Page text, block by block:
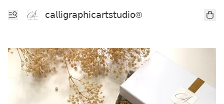
𝖼𝖺𝗅𝗅𝗂𝗀𝗋𝖺𝗉𝗁𝗂𝖼𝖺𝗋𝗍𝗌𝗍𝗎𝖽𝗂𝗈®